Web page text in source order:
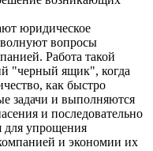
юридическое
волнуют вопросы
Работа такой
"черный ящик", когда
как быстро
задачи и выполняются
и последовательно
для упрощения
и экономии их